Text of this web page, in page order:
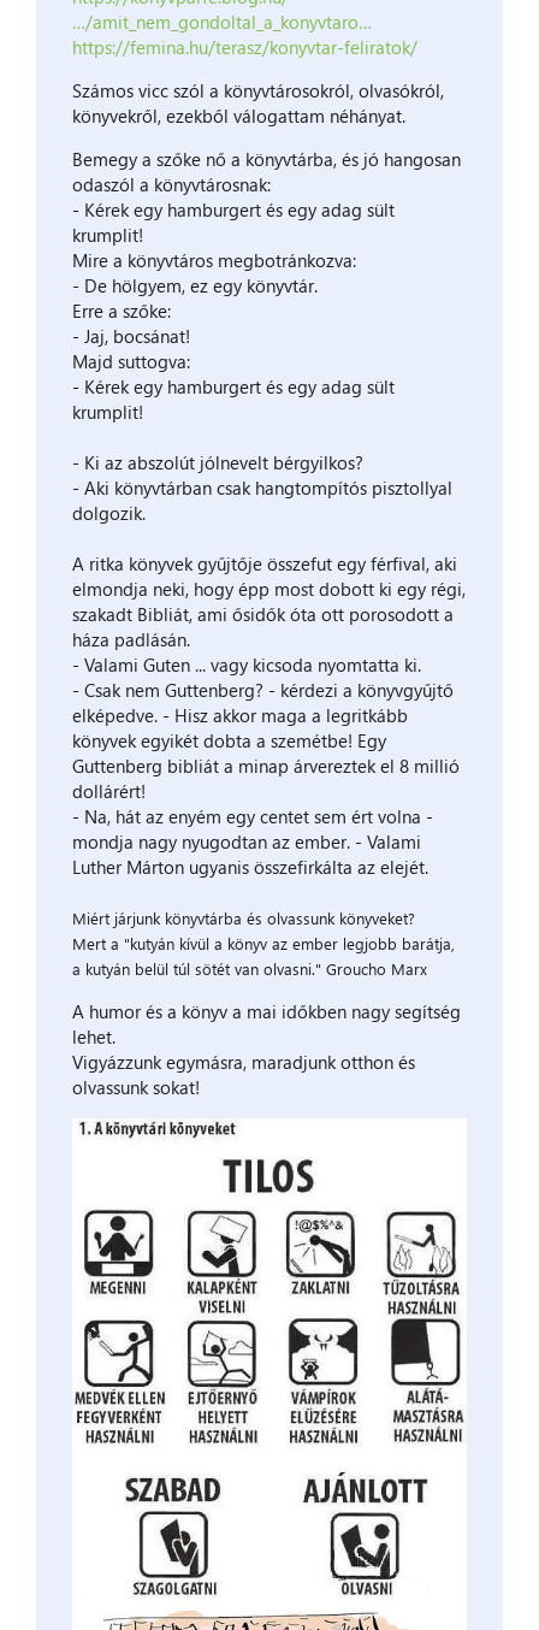
…/amit_nem_gondoltal_a_konyvtaro…
https://femina.hu/terasz/konyvtar-feliratok/
Számos vicc szól a könyvtárosokról, olvasókról,
könyvekről, ezekből válogattam néhányat.
Bemegy a szőke nő a könyvtárba, és jó hangosan
odaszól a könyvtárosnak:
- Kérek egy hamburgert és egy adag sült
krumplit!
Mire a könyvtáros megbotránkozva:
- De hölgyem, ez egy könyvtár.
Erre a szőke:
- Jaj, bocsánat!
Majd suttogva:
- Kérek egy hamburgert és egy adag sült
krumplit!
- Ki az abszolút jólnevelt bérgyilkos?
- Aki könyvtárban csak hangtompítós pisztollyal
dolgozik.
A ritka könyvek gyűjtője összefut egy férfival, aki
elmondja neki, hogy épp most dobott ki egy régi,
szakadt Bibliát, ami ősidők óta ott porosodott a
háza padlásán.
- Valami Guten ... vagy kicsoda nyomtatta ki.
- Csak nem Guttenberg? - kérdezi a könyvgyűjtő
elképedve. - Hisz akkor maga a legritkább
könyvek egyikét dobta a szemétbe! Egy
Guttenberg bibliát a minap árvereztek el 8 millió
dollárért!
- Na, hát az enyém egy centet sem ért volna -
mondja nagy nyugodtan az ember. - Valami
Luther Márton ugyanis összefirkálta az elejét.
Miért járjunk könyvtárba és olvassunk könyveket?
Mert a "kutyán kívül a könyv az ember legjobb barátja,
a kutyán belül túl sötét van olvasni." Groucho Marx
A humor és a könyv a mai időkben nagy segítség
lehet.
Vigyázzunk egymásra, maradjunk otthon és
olvassunk sokat!